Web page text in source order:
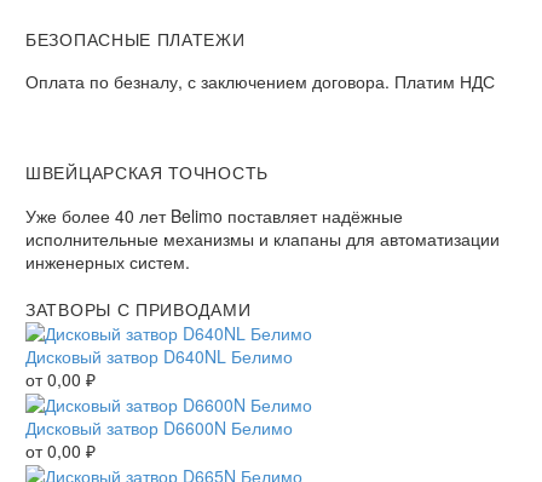
БЕЗОПАСНЫЕ ПЛАТЕЖИ​
Оплата по безналу, с заключением договора. Платим НДС​
ШВЕЙЦАРСКАЯ ТОЧНОСТЬ
Уже более 40 лет Belimo поставляет надёжные
исполнительные механизмы и клапаны для автоматизации
инженерных систем.
ЗАТВОРЫ С ПРИВОДАМИ
Дисковый затвор D640NL Белимо
от0,00 ₽
Дисковый затвор D6600N Белимо
от0,00 ₽